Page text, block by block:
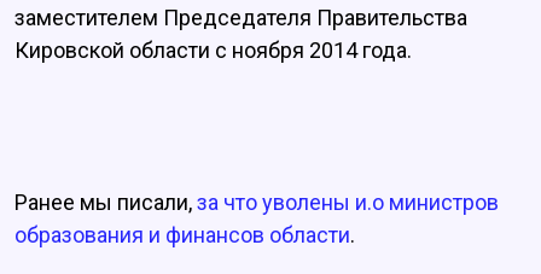
заместителем Председателя Правительства
Кировской области с ноября 2014 года.
Ранее мы писали,за что уволены и.о министров
образования и финансов области.